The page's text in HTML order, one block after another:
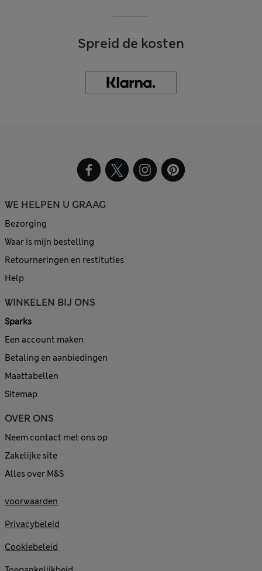
Spreid de kosten
WE HELPEN U GRAAG
Bezorging
Waar is mijn bestelling
Retourneringen en restituties
Help
WINKELEN BIJ ONS
Sparks
Een account maken
Betaling en aanbiedingen
Maattabellen
Sitemap
OVER ONS
Neem contact met ons op
Zakelijke site
Alles over M&S
voorwaarden
Privacybeleid
Cookiebeleid